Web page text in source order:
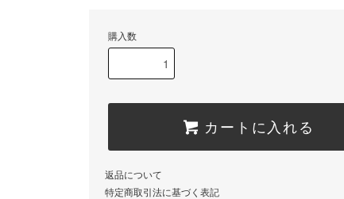
購入数
カートに入れる
返品について
特定商取引法に基づく表記